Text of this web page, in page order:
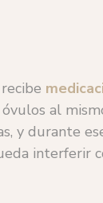
al
y durante
interferir